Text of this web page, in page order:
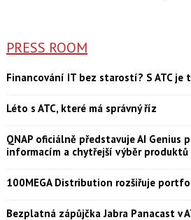
PRESS ROOM
Financování IT bez starostí? S ATC je
Léto s ATC, které má správný říz
QNAP oficiálně představuje AI Genius
informacím a chytřejší výběr produktů
100MEGA Distribution rozšiřuje
Bezplatná zápůjčka Jabra Panacast v